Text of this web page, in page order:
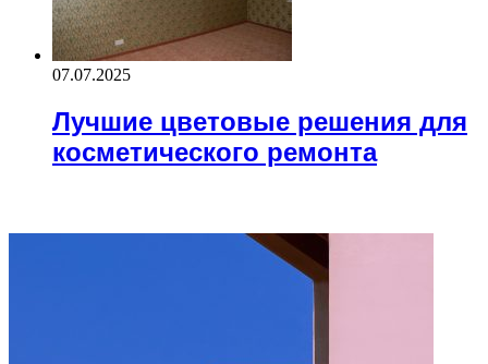
07.07.2025
Лучшие цветовые решения для
косметического ремонта